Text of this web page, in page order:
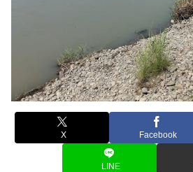
X Facebook
LINE